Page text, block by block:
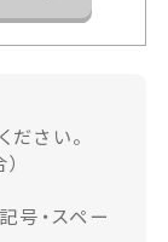
ださい。
記号・スペー